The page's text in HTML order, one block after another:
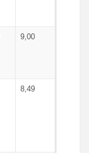
9,00
8,49